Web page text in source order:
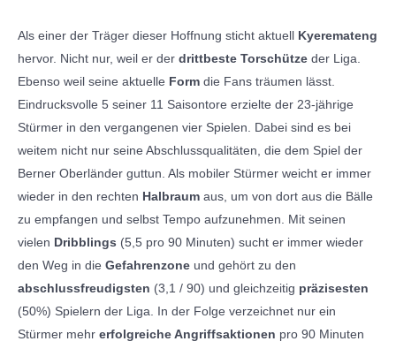
Als einer der Träger dieser Hoffnung sticht aktuell Kyeremateng
hervor. Nicht nur, weil er der drittbeste Torschütze der Liga.
Ebenso weil seine aktuelle Form die Fans träumen lässt.
Eindrucksvolle 5 seiner 11 Saisontore erzielte der 23-jährige
Stürmer in den vergangenen vier Spielen. Dabei sind es bei
weitem nicht nur seine Abschlussqualitäten, die dem Spiel der
Berner Oberländer guttun. Als mobiler Stürmer weicht er immer
wieder in den rechten Halbraum aus, um von dort aus die Bälle
zu empfangen und selbst Tempo aufzunehmen. Mit seinen
vielen Dribblings (5,5 pro 90 Minuten) sucht er immer wieder
den Weg in die Gefahrenzone und gehört zu den
abschlussfreudigsten (3,1 / 90) und gleichzeitig präzisesten
(50%) Spielern der Liga. In der Folge verzeichnet nur ein
Stürmer mehr erfolgreiche Angriffsaktionen pro 90 Minuten